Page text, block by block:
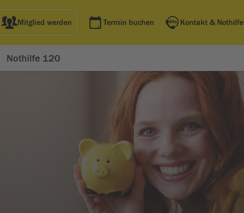
Mitglied werden Termin buchen Kontakt & Nothilfe
Nothilfe 120